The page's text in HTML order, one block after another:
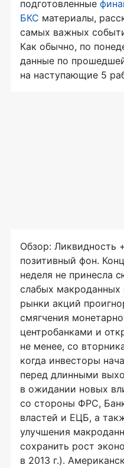
подготовленные
БКС материалы,
самых важных
Как обычно, по
данные по
на наступающие 5
Обзор: Ликвидность
позитивный фон.
неделя не принесла
слабых макроданных
рынки акций
смягчения
центробанками и
не менее, со
когда инвесторы
перед длинными
в ожидании новых
со стороны ФРС,
властей и ЕЦБ, а
улучшения
сохранить рост
в 2013 г.).